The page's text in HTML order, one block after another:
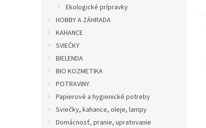
Ekologické prípravky
HOBBY A ZÁHRADA
KAHANCE
SVIEČKY
BIELENDA
BIO KOZMETIKA
POTRAVINY
Papierové a hygienické potreby
Sviečky, kahance, oleje, lampy
Domácnosť, pranie, upratovanie